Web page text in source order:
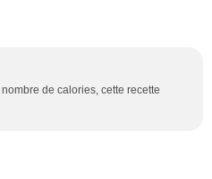
de calories, cette recette